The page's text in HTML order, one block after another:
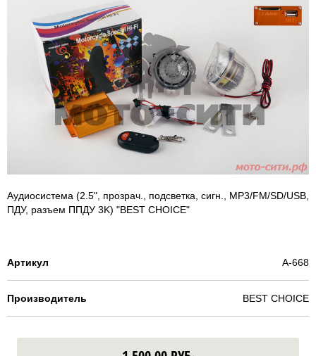
Аудиосистема (2.5", прозрач., подсветка, сигн., МР3/FM/SD/USB,
ПДУ, разъем ППДУ 3K) "BEST CHOICE"
Артикул A-668
Производитель BEST CHOICE